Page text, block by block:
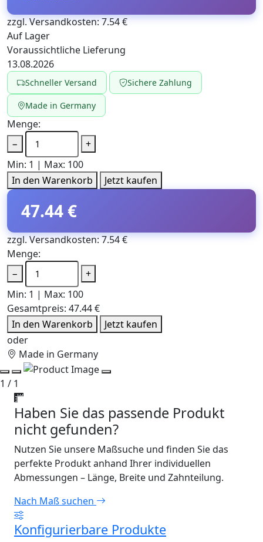
zzgl. Versandkosten: 7.54 €
Auf Lager
Voraussichtliche Lieferung
13.08.2026
Schneller Versand Sichere Zahlung
Made in Germany
Menge:
−
+
Min: 1 | Max: 100
In den Warenkorb
Jetzt kaufen
47.44 €
zzgl. Versandkosten: 7.54 €
Menge:
−
+
Min: 1 | Max: 100
Gesamtpreis: 47.44 €
In den Warenkorb
Jetzt kaufen
oder
Made in Germany
1 / 1
Haben Sie das passende Produkt
nicht gefunden?
Nutzen Sie unsere Maßsuche und finden Sie das
perfekte Produkt anhand Ihrer individuellen
Abmessungen – Länge, Breite und Zahnteilung.
Nach Maß suchen
Konfigurierbare Produkte